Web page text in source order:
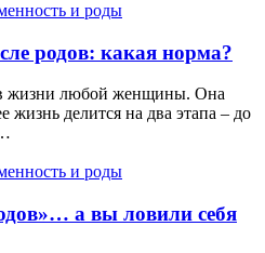
и роды
родов: какая норма?
жизни любой женщины. Она
жизнь делится на два этапа – до
и роды
а вы ловили себя